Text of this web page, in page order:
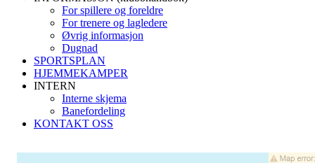
For spillere og foreldre
For trenere og lagledere
Øvrig informasjon
Dugnad
SPORTSPLAN
HJEMMEKAMPER
INTERN
Interne skjema
Banefordeling
KONTAKT OSS